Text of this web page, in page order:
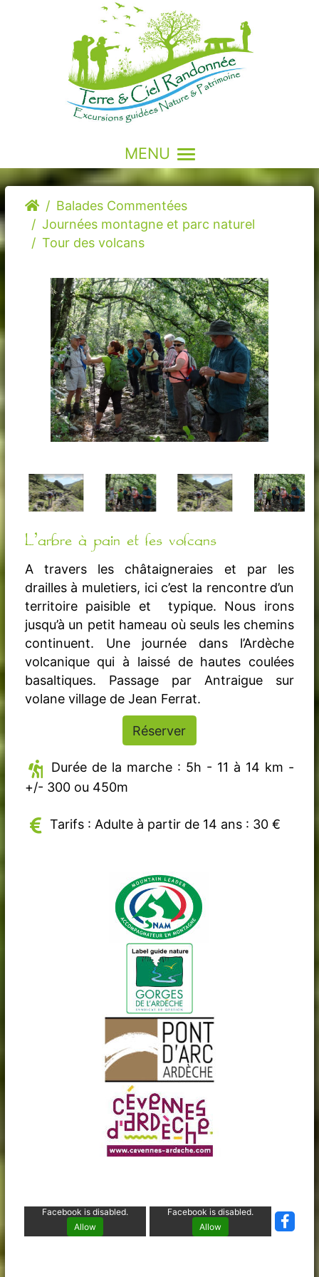
MENU
Balades Commentées
Journées montagne et parc naturel
Tour des volcans
L’arbre à pain et les volcans
A travers les châtaigneraies et par les
drailles à muletiers, ici c’est la rencontre d’un
territoire paisible et typique. Nous irons
jusqu’à un petit hameau où seuls les chemins
continuent. Une journée dans l’Ardèche
volcanique qui à laissé de hautes coulées
basaltiques. Passage par Antraigue sur
volane village de Jean Ferrat.
Réserver
Durée de la marche : 5h - 11 à 14 km -
+/- 300 ou 450m
Tarifs : Adulte à partir de 14 ans : 30 €
Facebook is disabled.
Allow
Facebook is disabled.
Allow